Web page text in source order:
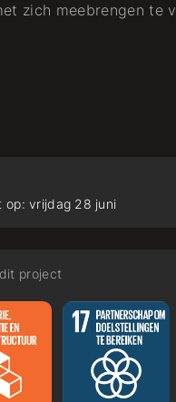
zich meebrengen te
op: vrijdag 28 juni
project